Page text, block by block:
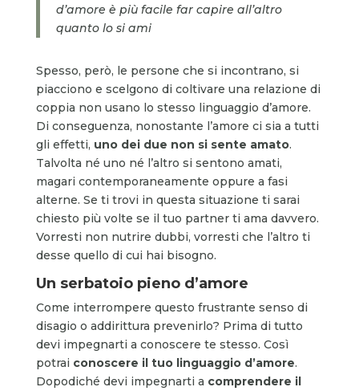
d’amore è più facile far capire all’altro
quanto lo si ami
Spesso, però, le persone che si incontrano, si
piacciono e scelgono di coltivare una relazione di
coppia non usano lo stesso linguaggio d’amore.
Di conseguenza, nonostante l’amore ci sia a tutti
gli effetti, uno dei due non si sente amato.
Talvolta né uno né l’altro si sentono amati,
magari contemporaneamente oppure a fasi
alterne. Se ti trovi in questa situazione ti sarai
chiesto più volte se il tuo partner ti ama davvero.
Vorresti non nutrire dubbi, vorresti che l’altro ti
desse quello di cui hai bisogno.
Un serbatoio pieno d’amore
Come interrompere questo frustrante senso di
disagio o addirittura prevenirlo? Prima di tutto
devi impegnarti a conoscere te stesso. Così
potrai conoscere il tuo linguaggio d’amore.
Dopodiché devi impegnarti a comprendere il